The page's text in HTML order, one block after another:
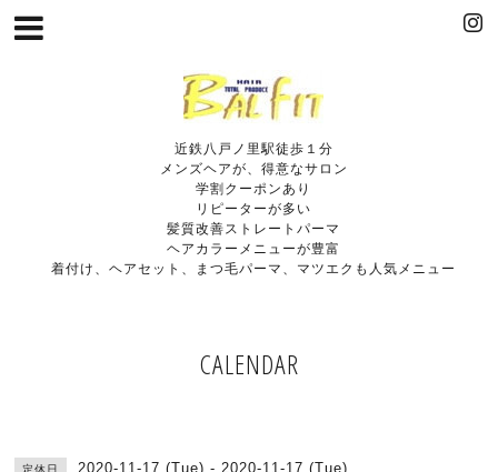
近鉄八戸ノ里駅徒歩１分
メンズヘアが、得意なサロン
学割クーポンあり
リピーターが多い
髪質改善ストレートパーマ
ヘアカラーメニューが豊富
着付け、ヘアセット、まつ毛パーマ、マツエクも人気メニュー
CALENDAR
定休日 2020-11-17 (Tue) - 2020-11-17 (Tue)